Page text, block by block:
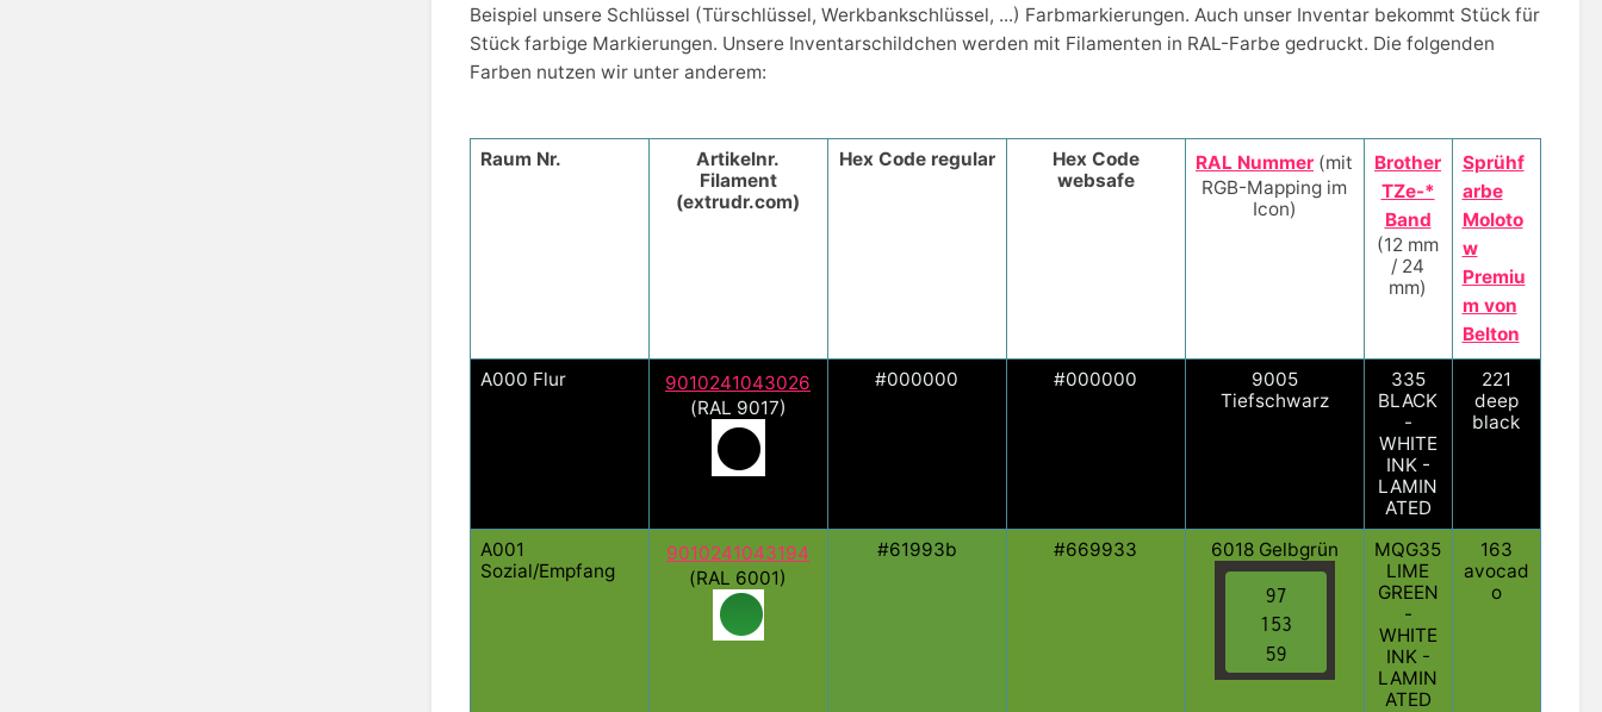
Beispiel unsere Schlüssel (Türschlüssel, Werkbankschlüssel, ...) Farbmarkierungen. Auch unser Inventar bekommt Stück für
Stück farbige Markierungen. Unsere Inventarschildchen werden mit Filamenten in RAL-Farbe gedruckt. Die folgenden
Farben nutzen wir unter anderem:
Raum Nr.
Artikelnr.
Filament
(extrudr.com)
Hex Code regular
Hex Code
websafe
RAL Nummer (mit
RGB-Mapping im
Icon)
Brother
TZe-*
Band
(12 mm
/ 24
mm)
Sprühf
arbe
Moloto
w
Premiu
m von
Belton
A000 Flur
9010241043026
(RAL 9017)
#000000 #000000
9005
Tiefschwarz
335
BLACK
-
WHITE
INK -
LAMIN
ATED
221
deep
black
A001
Sozial/Empfang
9010241043194
(RAL 6001)
#61993b #669933 6018 Gelbgrün
MQG35
LIME
GREEN
-
WHITE
INK -
LAMIN
ATED
163
avocad
o